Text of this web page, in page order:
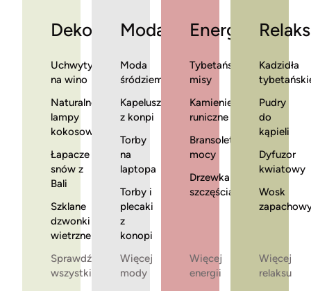
Dekoracje
Uchwyty
na wino
Naturalne
lampy
kokosowe
Łapacze
snów z
Bali
Szklane
dzwonki
wietrzne
Sprawdź
wszystkie
Moda
Moda
śródziemnomorska
Kapelusze
z konpi
Torby
na
laptopa
Torby i
plecaki
z
konopi
Więcej
mody
Energia
Tybetańskie
misy
Kamienie
runiczne
Bransoletki
mocy
Drzewka
szczęścia
Więcej
energii
Relaks
Kadzidła
Pudry
do
kąpieli
Dyfuzor
kwiatowy
Wosk
Więcej
relaksu